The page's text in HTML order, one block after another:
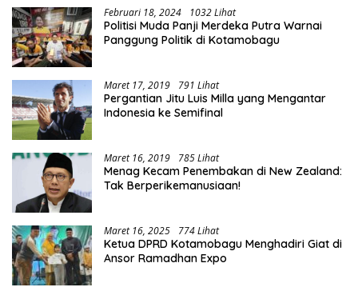
Februari 18, 2024 1032 Lihat
Politisi Muda Panji Merdeka Putra Warnai
Panggung Politik di Kotamobagu
Maret 17, 2019 791 Lihat
Pergantian Jitu Luis Milla yang Mengantar
Indonesia ke Semifinal
Maret 16, 2019 785 Lihat
Menag Kecam Penembakan di New Zealand:
Tak Berperikemanusiaan!
Maret 16, 2025 774 Lihat
Ketua DPRD Kotamobagu Menghadiri Giat di
Ansor Ramadhan Expo